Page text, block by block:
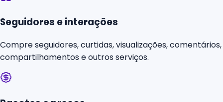
Seguidores e interações
Compre seguidores, curtidas, visualizações, comentários,
compartilhamentos e outros serviços.